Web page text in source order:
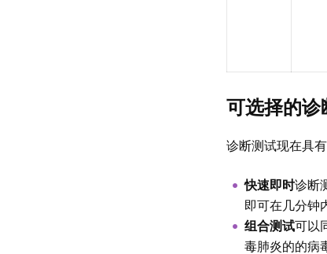
可选择的诊
诊断测试现在具
快速即时诊断
即可在几分钟
组合测试可以
毒肺炎的的病